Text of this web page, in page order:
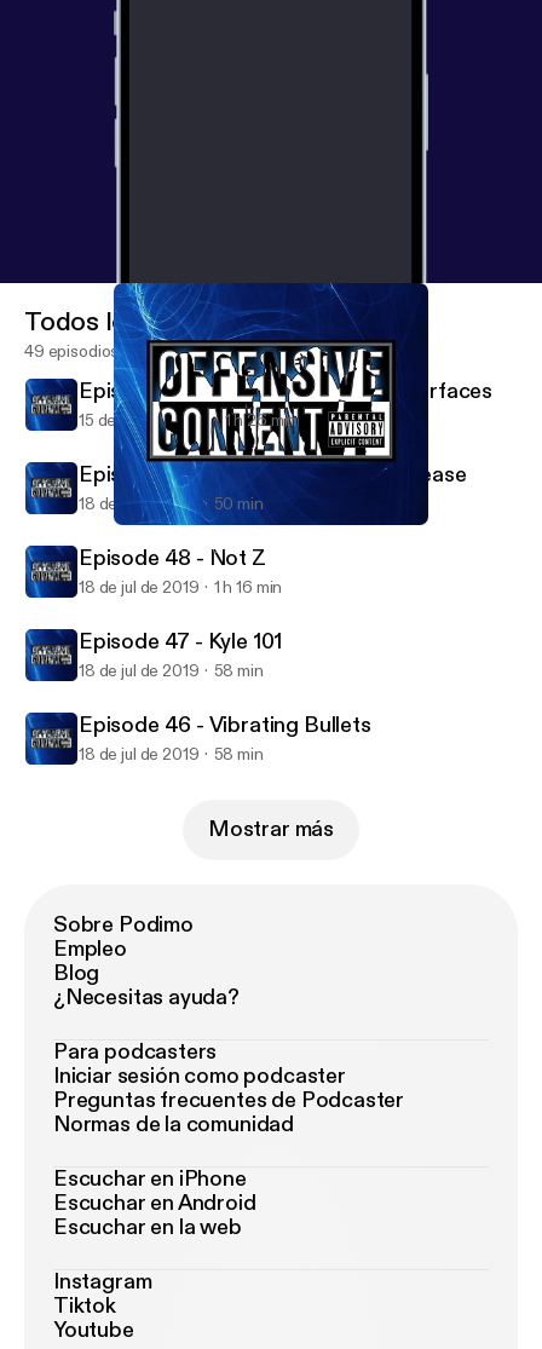
Offensive Content
Todos los episodios
49 episodios
Episode 49 - The White Whale Resurfaces
15 de ago de 2019 1 h 26 min
Episode 45 - Heartbreak Heart Disease
18 de jul de 2019 50 min
Episode 48 - Not Z
18 de jul de 2019 1 h 16 min
Episode 47 - Kyle 101
18 de jul de 2019 58 min
Episode 46 - Vibrating Bullets
18 de jul de 2019 58 min
Mostrar más
Sobre Podimo
Empleo
Blog
¿Necesitas ayuda?
Para podcasters
Iniciar sesión como podcaster
Preguntas frecuentes de Podcaster
Normas de la comunidad
Escuchar en iPhone
Escuchar en Android
Escuchar en la web
Instagram
Tiktok
Youtube